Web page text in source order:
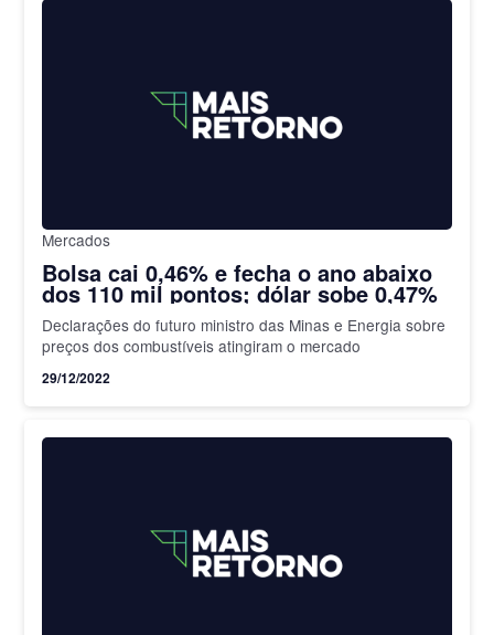
Mercados
Bolsa cai 0,46% e fecha o ano abaixo
dos 110 mil pontos; dólar sobe 0,47%
Declarações do futuro ministro das Minas e Energia sobre
preços dos combustíveis atingiram o mercado
29/12/2022